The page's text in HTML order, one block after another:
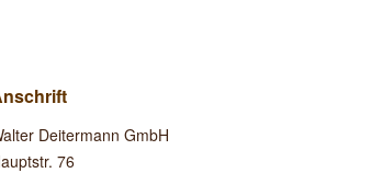
Deitermann GmbH
76